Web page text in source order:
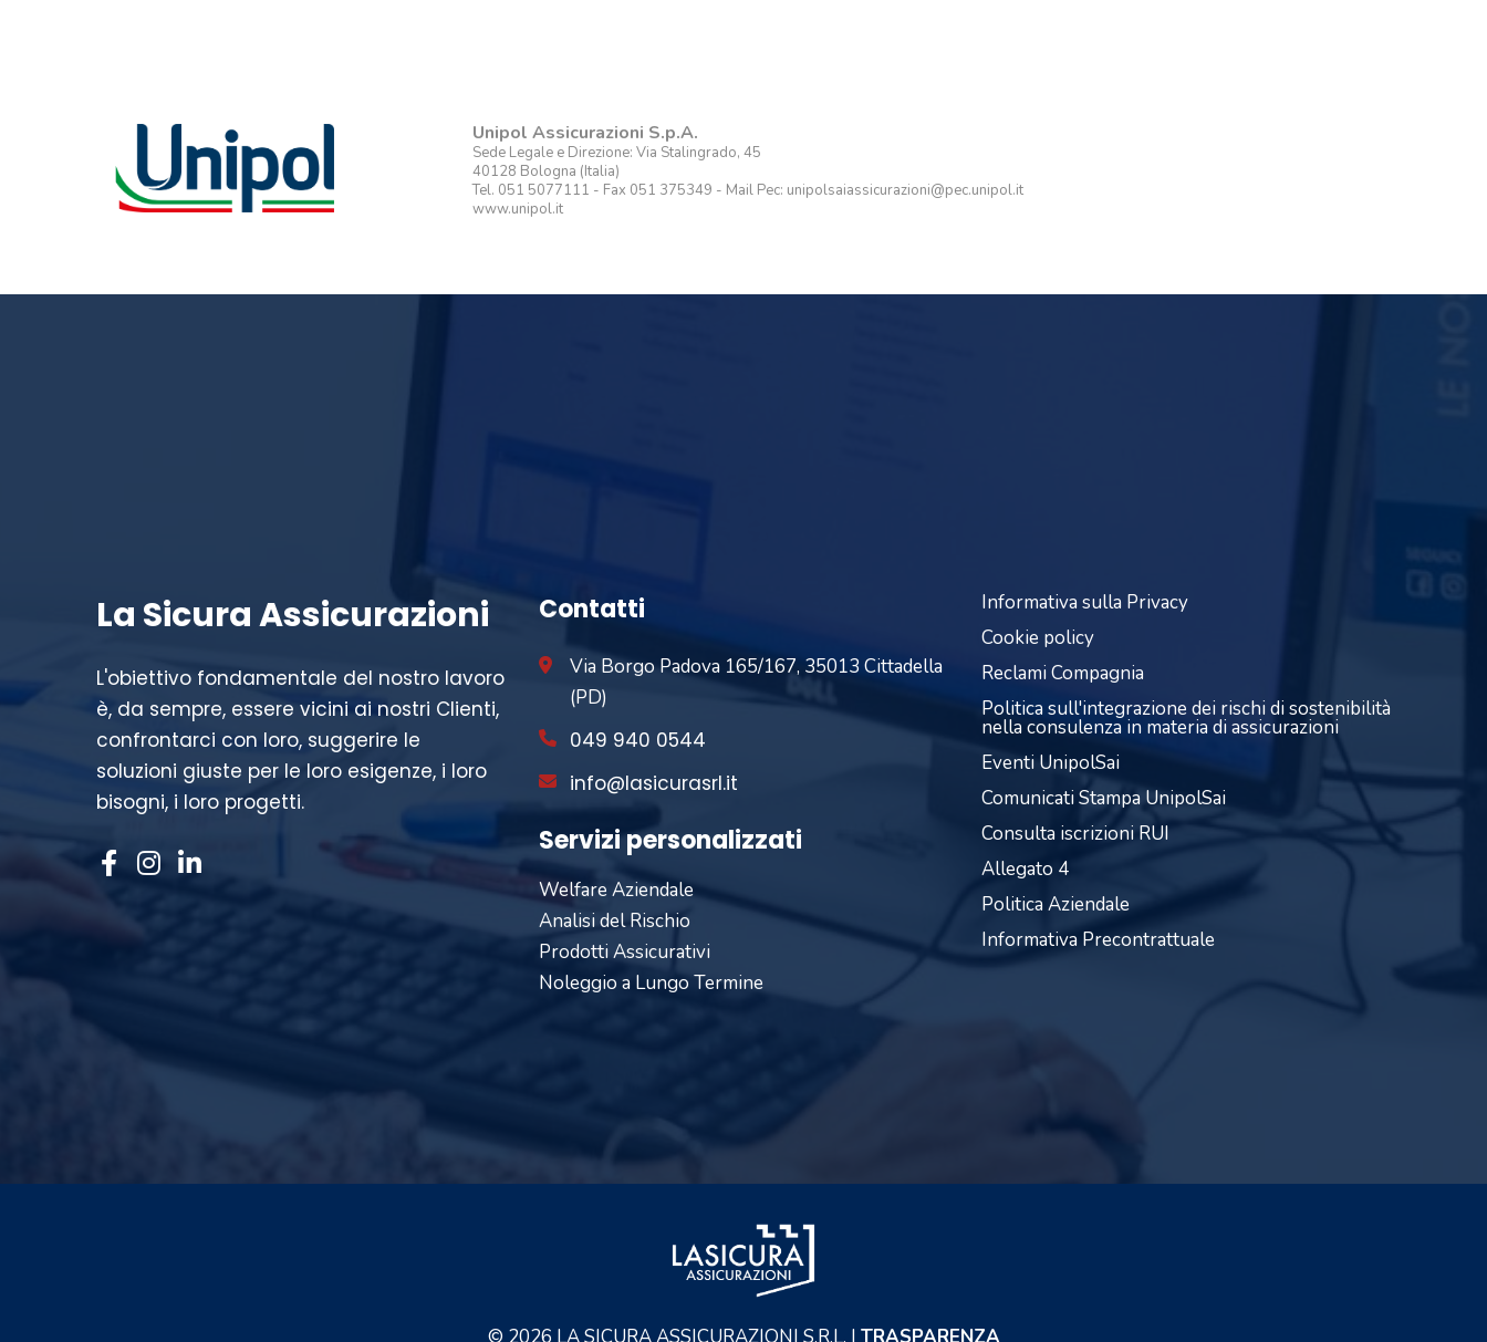
Unipol Assicurazioni S.p.A.
Sede Legale e Direzione: Via Stalingrado, 45
40128 Bologna (Italia)
Tel. 051 5077111 - Fax 051 375349 - Mail Pec: unipolsaiassicurazioni@pec.unipol.it
www.unipol.it
La Sicura Assicurazioni
L'obiettivo fondamentale del nostro lavoro
è, da sempre, essere vicini ai nostri Clienti,
confrontarci con loro, suggerire le
soluzioni giuste per le loro esigenze, i loro
bisogni, i loro progetti.
Contatti
Via Borgo Padova 165/167, 35013 Cittadella
(PD)
049 940 0544
info@lasicurasrl.it
Servizi personalizzati
Welfare Aziendale
Analisi del Rischio
Prodotti Assicurativi
Noleggio a Lungo Termine
Informativa sulla Privacy
Cookie policy
Reclami Compagnia
Politica sull'integrazione dei rischi di sostenibilità
nella consulenza in materia di assicurazioni
Eventi UnipolSai
Comunicati Stampa UnipolSai
Consulta iscrizioni RUI
Allegato 4
Politica Aziendale
Informativa Precontrattuale